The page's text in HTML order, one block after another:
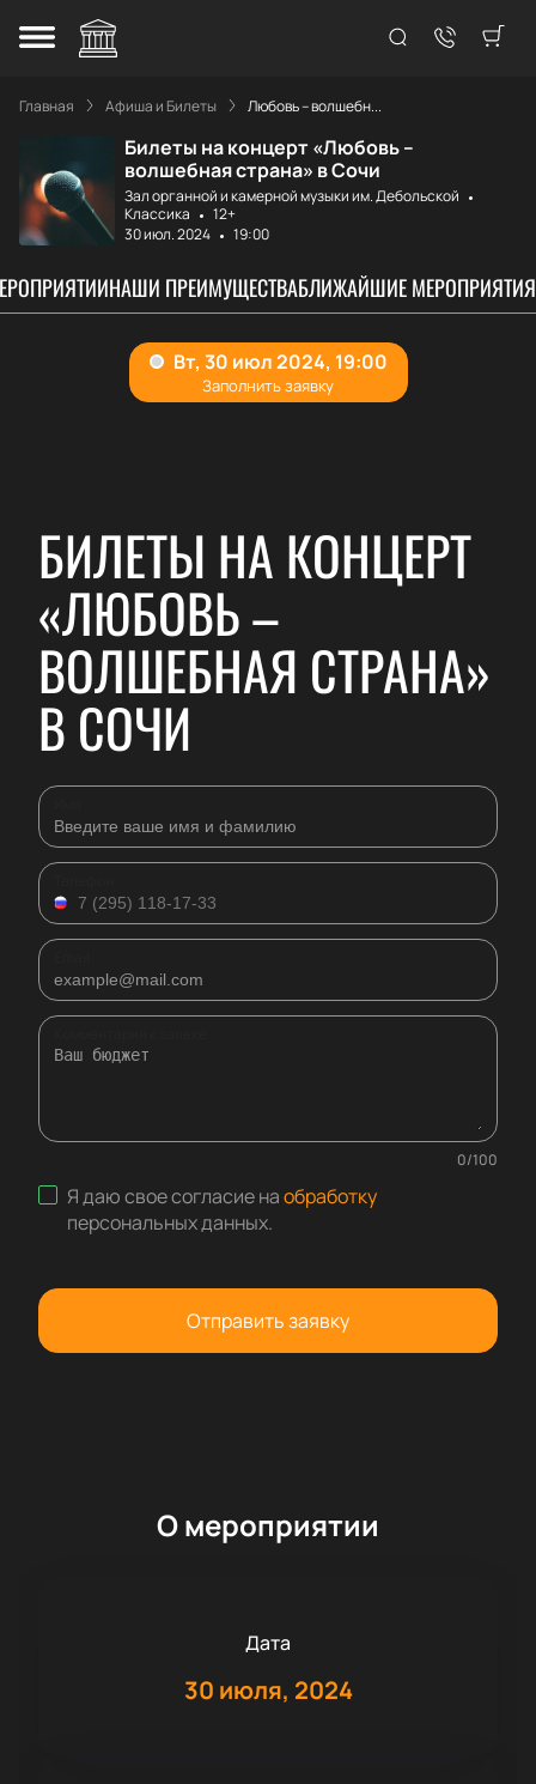
Главная Афиша и Билеты Любовь – волшебн...
Билеты на концерт «Любовь –
волшебная страна» в Сочи
Зал органной и камерной музыки им. Дебольской
Классика
12+
30 июл. 2024
19:00
НАШИ ПРЕИМУЩЕСТВАБЛИЖАЙШИЕ МЕРОПРИЯТИЯ
БИЛЕТЫ НА КОНЦЕРТ
«ЛЮБОВЬ –
ВОЛШЕБНАЯ СТРАНА»
В СОЧИ
0/100
Я даю свое согласие наобработку
персональных данных.
Отправить заявку
О мероприятии
Дата
30 июля, 2024